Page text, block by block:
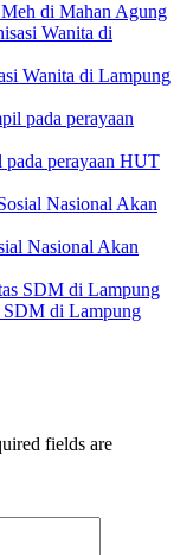
di Mahan Agung
Wanita di Lampung
perayaan HUT
Nasional Akan
SDM di Lampung
fields are